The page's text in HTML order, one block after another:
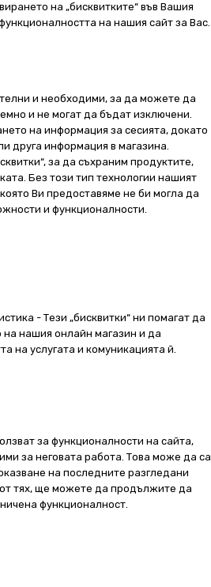
на „бисквитките“ във Вашия
на нашия сайт за Вас.
и необходими, за да можете да
и не могат да бъдат изключени.
на информация за сесията, докато
друга информация в магазина.
за да съхраним продуктите,
Без този тип технологии нашият
Ви предоставяме не би могла да
и функционалности.
- Тези „бисквитки“ ни помагат да
нашия онлайн магазин и да
на услугата и комуникацията й.
за функционалности на сайта,
за неговата работа. Това може да са
на последните разгледани
тях, ще можете да продължите да
функционалност.